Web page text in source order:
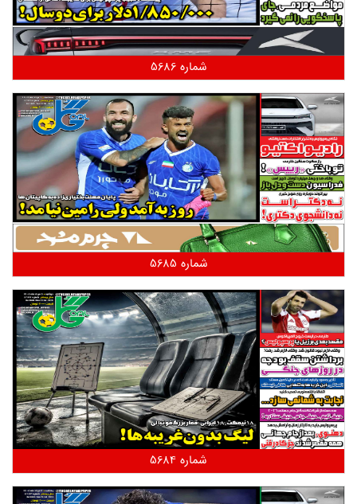
شماره 5686
شماره 5685
شماره 5684